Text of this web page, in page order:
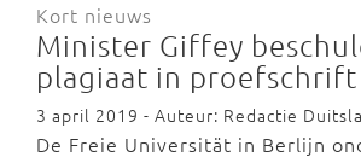
Kort nieuws
Minister Giffey
plagiaat in proefschrift
3 april 2019 - Auteur: Redactie
De Freie Universität in Berlijn